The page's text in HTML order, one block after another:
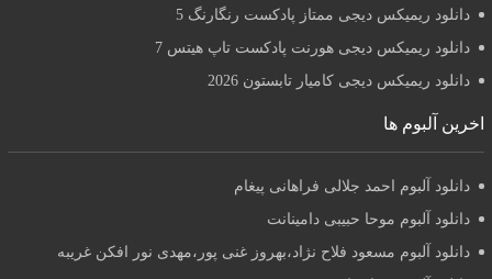
دانلود ریمیکس دیجی ممتاز پادکست رنگارنگ 5
دانلود ریمیکس دیجی هورنت پادکست تاپ هیتس 7
دانلود ریمیکس دیجی کامیار تابستون 2026
اخرین آلبوم ها
دانلود آلبوم احمد جلالی فراهانی پیغام
دانلود آلبوم موحا حبیبی دامینانت
دانلود آلبوم مسعود فلاح نژاد،بهروز غنی پور،مهدی نور افکن غریبه